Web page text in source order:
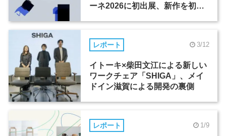
ーネ2026に初出展、新作を初披
レポート 3/12
イトーキ×柴田文江による新しい
ワークチェア「SHIGA」、メイ
ドイン滋賀による開発の裏側
レポート 1/9